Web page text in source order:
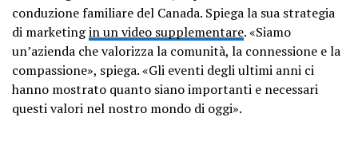
conduzione familiare del Canada. Spiega la sua strategia
di marketingin un video supplementare. «Siamo
un’azienda che valorizza la comunità, la connessione e la
compassione», spiega. «Gli eventi degli ultimi anni ci
hanno mostrato quanto siano importanti e necessari
questi valori nel nostro mondo di oggi».